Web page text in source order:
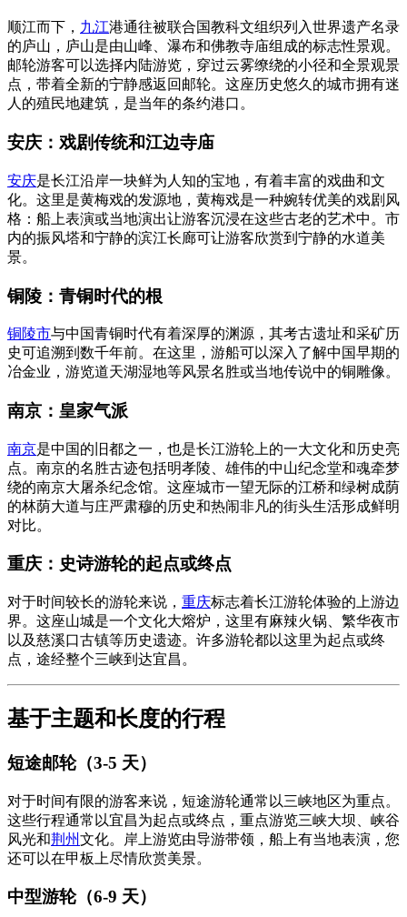
顺江而下， 九江港通往被联合国教科文组织列入世界遗产名录
的庐山，庐山是由山峰、瀑布和佛教寺庙组成的标志性景观。
邮轮游客可以选择内陆游览，穿过云雾缭绕的小径和全景观景
点，带着全新的宁静感返回邮轮。这座历史悠久的城市拥有迷
人的殖民地建筑，是当年的条约港口。
安庆：戏剧传统和江边寺庙
安庆是长江沿岸一块鲜为人知的宝地，有着丰富的戏曲和文
化。这里是黄梅戏的发源地，黄梅戏是一种婉转优美的戏剧风
格：船上表演或当地演出让游客沉浸在这些古老的艺术中。市
内的振风塔和宁静的滨江长廊可让游客欣赏到宁静的水道美
景。
铜陵：青铜时代的根
铜陵市与中国青铜时代有着深厚的渊源，其考古遗址和采矿历
史可追溯到数千年前。在这里，游船可以深入了解中国早期的
冶金业，游览道天湖湿地等风景名胜或当地传说中的铜雕像。
南京：皇家气派
南京是中国的旧都之一，也是长江游轮上的一大文化和历史亮
点。南京的名胜古迹包括明孝陵、雄伟的中山纪念堂和魂牵梦
绕的南京大屠杀纪念馆。这座城市一望无际的江桥和绿树成荫
的林荫大道与庄严肃穆的历史和热闹非凡的街头生活形成鲜明
对比。
重庆：史诗游轮的起点或终点
对于时间较长的游轮来说， 重庆标志着长江游轮体验的上游边
界。这座山城是一个文化大熔炉，这里有麻辣火锅、繁华夜市
以及慈溪口古镇等历史遗迹。许多游轮都以这里为起点或终
点，途经整个三峡到达宜昌。
基于主题和长度的行程
短途邮轮（3-5 天）
对于时间有限的游客来说，短途游轮通常以三峡地区为重点。
这些行程通常以宜昌为起点或终点，重点游览三峡大坝、峡谷
风光和荆州文化。岸上游览由导游带领，船上有当地表演，您
还可以在甲板上尽情欣赏美景。
中型游轮（6-9 天）